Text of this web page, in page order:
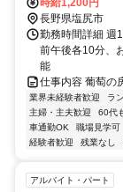
時給1,200円
長野県塩尻市
勤務時間詳細 週
前午後各10分、
能
仕事内容 葡萄の
業界未経験者歓迎 ラ
主婦・主夫歓迎
60代
車通勤OK
職場見学可
経験者歓迎
残業なし
アルバイト・パート